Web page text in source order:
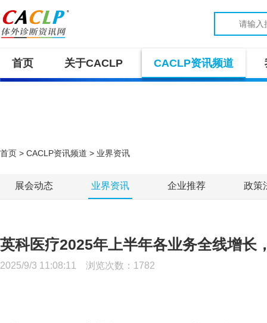
首页 关于CACLP CACLP资讯频道
首页 > CACLP资讯频道 > 业界资讯
展会动态 业界资讯 企业推荐 政策
英科医疗2025年上半年各业务全线增长
2025/9/3 11:08:11 浏览次数： 1782